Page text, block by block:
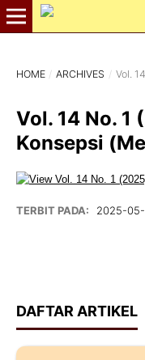
HOME / ARCHIVES / Vol.
Vol. 14 No. 1
Konsepsi
TERBIT PADA: 2025-05-
DAFTAR ARTIKEL